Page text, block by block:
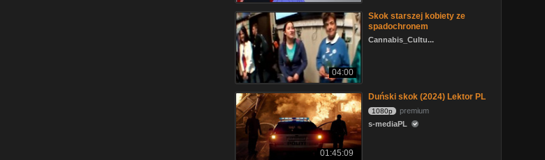
04:00
Skok starszej kobiety ze
spadochronem
Cannabis_Cultu...
01:45:09
Duński skok (2024) Lektor PL
1080p
premium
s-mediaPL